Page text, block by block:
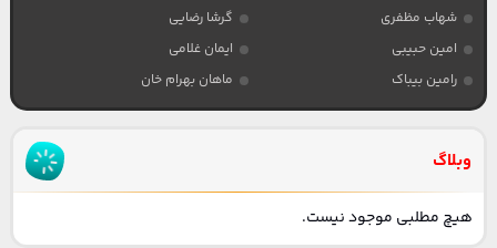
شهاب مظفری
گرشا رضایی
امین حبیبی
ایمان غلامی
رامین بیباک
ماهان بهرام خان
وبلاگ
هیچ مطلبی موجود نیست.